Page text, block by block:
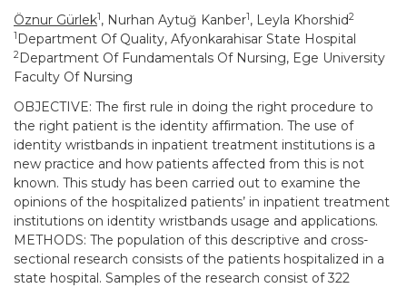
Öznur Gürlek1, Nurhan Aytuğ Kanber1, Leyla Khorshid2
1 Department Of Quality, Afyonkarahisar State Hospital
2Department Of Fundamentals Of Nursing, Ege University
Faculty Of Nursing
OBJECTIVE: The first rule in doing the right procedure to
the right patient is the identity affirmation. The use of
identity wristbands in inpatient treatment institutions is a
new practice and how patients affected from this is not
known. This study has been carried out to examine the
opinions of the hospitalized patients’ in inpatient treatment
institutions on identity wristbands usage and applications.
METHODS: The population of this descriptive and cross-
sectional research consists of the patients hospitalized in a
state hospital. Samples of the research consist of 322